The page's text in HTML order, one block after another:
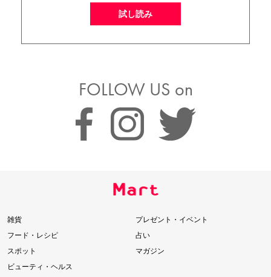
試し読み
FOLLOW US on
雑貨
フード・レシピ
スポット
ビューティ・ヘルス
プレゼント・イベント
占い
マガジン